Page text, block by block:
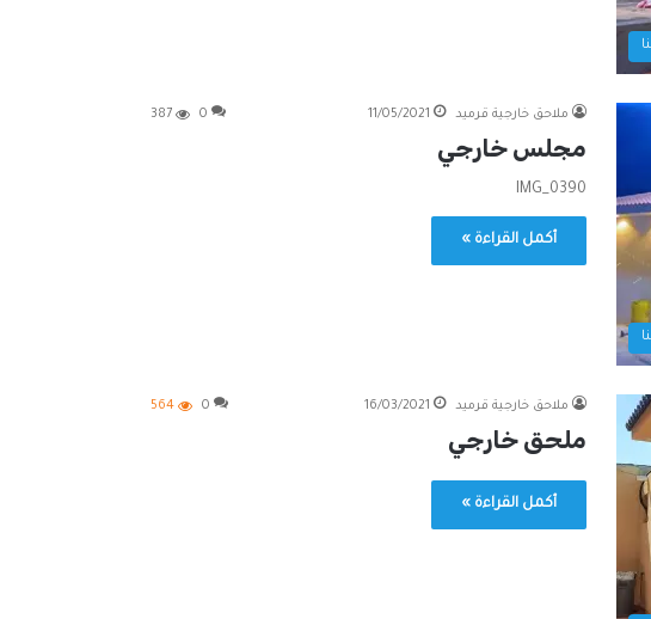
ملاحق خارجية قرميد 11/05/2021
0
387
مجلس خارجي
IMG_0390
أكمل القراءة »
ملاحق خارجية قرميد 16/03/2021
0
564
ملحق خارجي
أكمل القراءة »